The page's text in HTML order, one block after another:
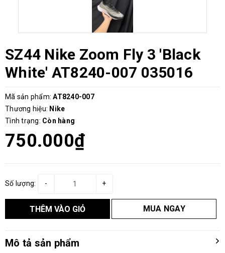
SZ44 Nike Zoom Fly 3 'Black
White' AT8240-007 035016
Mã sản phẩm: AT8240-007
Thương hiệu: Nike
Tình trạng: Còn hàng
750.000₫
Số lượng: +
-
THÊM VÀO GIỎ MUA NGAY
Mô tả sản phẩm